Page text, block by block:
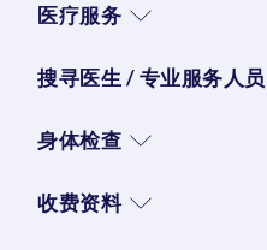
医疗服务
搜寻医生 / 专业服务人员
身体检查
收费资料